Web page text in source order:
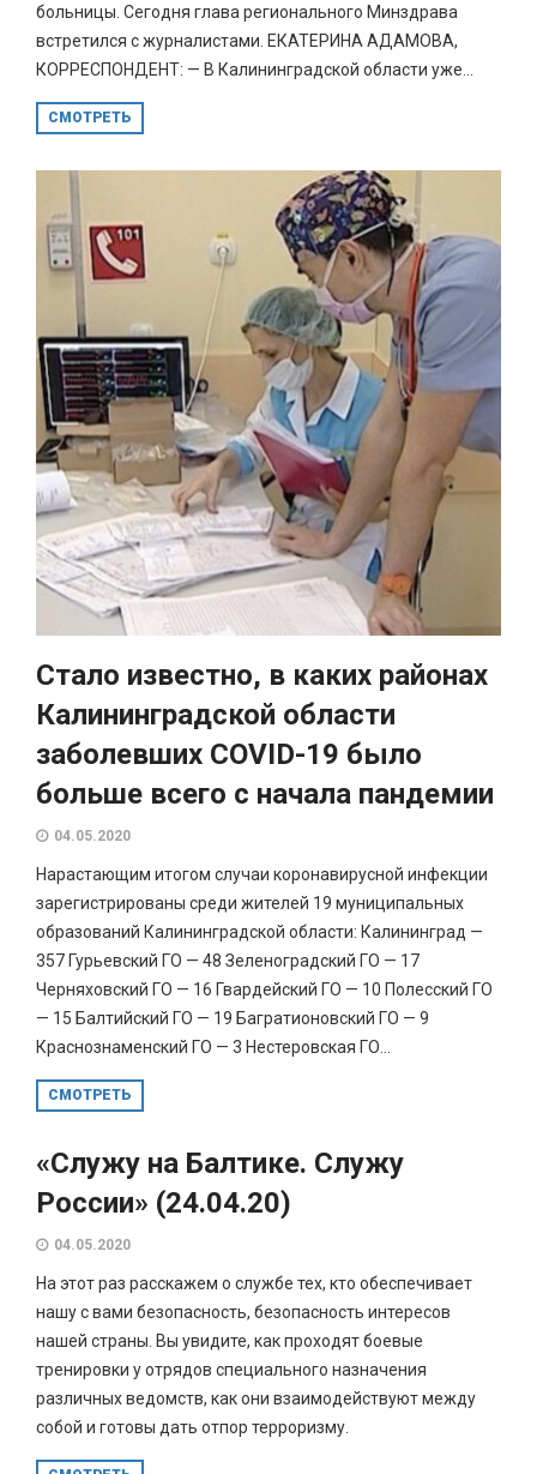
больницы. Сегодня глава регионального Минздрава
встретился с журналистами. ЕКАТЕРИНА АДАМОВА,
КОРРЕСПОНДЕНТ: — В Калининградской области уже...
СМОТРЕТЬ
Стало известно, в каких районах
Калининградской области
заболевших COVID-19 было
больше всего с начала пандемии
04.05.2020
Нарастающим итогом случаи коронавирусной инфекции
зарегистрированы среди жителей 19 муниципальных
образований Калининградской области: Калининград —
357 Гурьевский ГО — 48 Зеленоградский ГО — 17
Черняховский ГО — 16 Гвардейский ГО — 10 Полесский ГО
— 15 Балтийский ГО — 19 Багратионовский ГО — 9
Краснознаменский ГО — 3 Нестеровская ГО...
СМОТРЕТЬ
«Служу на Балтике. Служу
России» (24.04.20)
04.05.2020
На этот раз расскажем о службе тех, кто обеспечивает
нашу с вами безопасность, безопасность интересов
нашей страны. Вы увидите, как проходят боевые
тренировки у отрядов специального назначения
различных ведомств, как они взаимодействуют между
собой и готовы дать отпор терроризму.